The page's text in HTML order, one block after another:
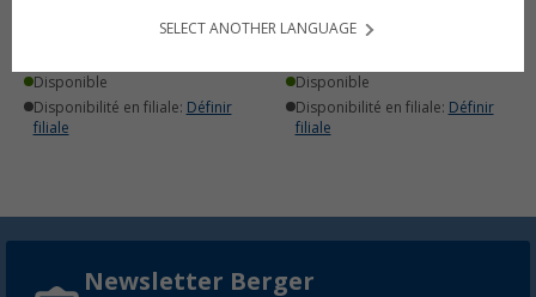
Disponible
Disponibilité en filiale: Définir
filiale
Disponible
Disponibilité en filiale: Définir
filiale
Newsletter Berger
SELECT ANOTHER LANGUAGE